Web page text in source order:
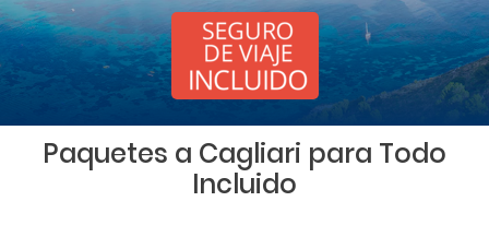
Paquetes a Cagliari para Todo
Incluido